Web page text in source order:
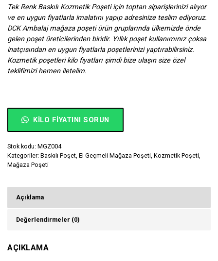
Tek Renk Baskılı Kozmetik Poşeti için toptan siparişlerinizi alıyor
ve en uygun fiyatlarla imalatını yapıp adresinize teslim ediyoruz.
DCK Ambalaj mağaza poşeti ürün gruplarında ülkemizde önde
gelen poşet üreticilerinden biridir. Yıllık poşet kullanımınız çoksa
inatçısından en uygun fiyatlarla poşetlerinizi yaptırabilirsiniz.
Kozmetik poşetleri kilo fiyatları şimdi bize ulaşın size özel
teklifimizi hemen iletelim.
KILO FIYATINI SORUN
Stok kodu: MGZ004
Kategoriler: Baskılı Poşet El Geçmeli Mağaza Poşeti Kozmetik Poşeti
Mağaza Poşeti
Açıklama
Değerlendirmeler (0)
AÇIKLAMA